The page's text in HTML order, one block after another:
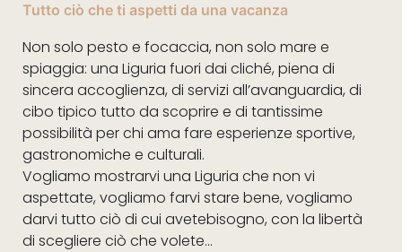
Tutto ciò che ti aspetti da una vacanza
Non solo pesto e focaccia, non solo mare e
spiaggia: una Liguria fuori dai cliché, piena di
sincera accoglienza, di servizi all’avanguardia, di
cibo tipico tutto da scoprire e di tantissime
possibilità per chi ama fare esperienze sportive,
gastronomiche e culturali.
Vogliamo mostrarvi una Liguria che non vi
aspettate, vogliamo farvi stare bene, vogliamo
darvi tutto ciò di cui avetebisogno, con la libertà
di scegliere ciò che volete...